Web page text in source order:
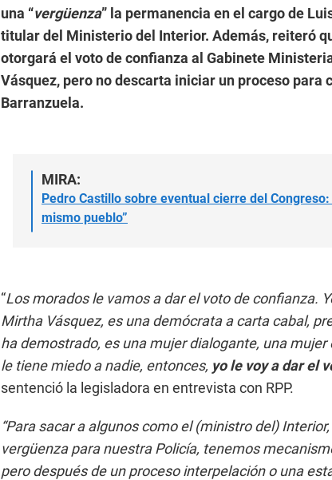
una “vergüenza” la permanencia en el cargo de
titular del Ministerio del Interior. Además, reiteró
otorgará el voto de confianza al Gabinete
Vásquez, pero no descarta iniciar un proceso para
Barranzuela.
MIRA:
Pedro Castillo sobre eventual cierre del
mismo pueblo”
“Los morados le vamos a dar el voto de confianza.
Mirtha Vásquez, es una demócrata a carta cabal,
ha demostrado, es una mujer dialogante, una mujer
le tiene miedo a nadie, entonces, yo le voy a dar el
sentenció la legisladora en entrevista con RPP.
“Para sacar a algunos como el (ministro del)
vergüenza para nuestra Policía, tenemos
pero después de un proceso interpelación o una